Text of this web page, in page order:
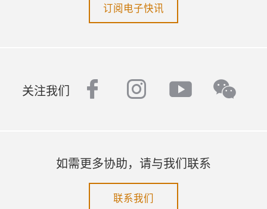
订阅电子快讯
关注我们 facebook
instagram
youtube
如需更多协助，请与我们联系
联系我们